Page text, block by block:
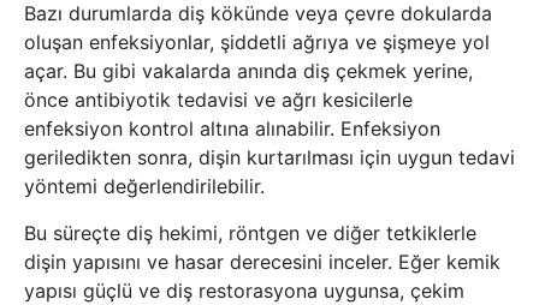
Bazı durumlarda diş kökünde veya çevre dokularda
oluşan enfeksiyonlar, şiddetli ağrıya ve şişmeye yol
açar. Bu gibi vakalarda anında diş çekmek yerine,
önce antibiyotik tedavisi ve ağrı kesicilerle
enfeksiyon kontrol altına alınabilir. Enfeksiyon
geriledikten sonra, dişin kurtarılması için uygun tedavi
yöntemi değerlendirilebilir.
Bu süreçte diş hekimi, röntgen ve diğer tetkiklerle
dişin yapısını ve hasar derecesini inceler. Eğer kemik
yapısı güçlü ve diş restorasyona uygunsa, çekim